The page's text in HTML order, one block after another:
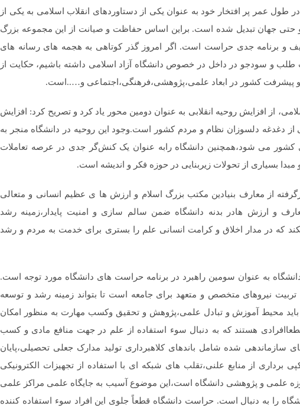
طول عمر پر افتخار خود به عنوان یکی از دستاوردهای انقلاب اسلامی به یکی از
جهان تبدیل شده است. براین اساس حفاظت و صیانت از این مجموعه بزرگ
و برنامه جدی حراست است. اگر امروز گذر کوتاهی به هجمه های رسانه های
و سودجو در داخل در خصوص دانشگاه آزاد اسلامی داشته باشیم، حکایت از
و پیشرفت کشور در ابعاد علمی،پژوهشی،فرهنگی،اجتماعی و…..است.
از افزایش روحیه انقلابی به عنوان دومین محور یاد کرد و تصریح کرد: افزایش
از دغدغه دلسوزان نظام و مردم کشور است.وجود این روحیه در دانشگاه منجر به
کشور می شود،همچنین دانشگاه رابه عنوان یک کنش‌گر جدی در عرصه تعاملات
بسیاری از تحولات زیربنایی در حوزه فکر و اندیشه است.
از معارف بنیادین مکتب بزرگ اسلام و ارزش ها ی عظیم انسانی و متعالی
و ارزش هادر بدنه دانشگاه ضمن سالم سازی و امنیت پایدار،زمینه رشد
که در مدار اخلاق و کرامت انسانی علم را بستری برای خدمت به مردم و رشد
به عنوان سومین راهبرد در برنامه حراست های دانشگاه مورد توجه است.
تربیت نیروهای متخصص و متعهد برای جامعه است تا بتواند زمینه رشد و توسعه
باید محیط آموزش و تبادل علمی،پژوهش و تحقیق وکسب مهارت به منظور امکان
هستند که به دنبال سوء استفاده از علم در جهت منافع مادی و کسب
سازماندهی شده شامل باندهای کلاهبرداری تولید مدارک جعلی تحصیلی،پایان
برداری از منابع علنی،تقلب های شبکه ای با استفاده از تجهیزات الکترونیکی
علمی و پژوهشی دانشگاه است،این موضوع آسیب به جایگاه علمی مراکز علمی
را به دنبال است. حراست دانشگاه قطعاً جلوی این افراد سوء استفاده کننده